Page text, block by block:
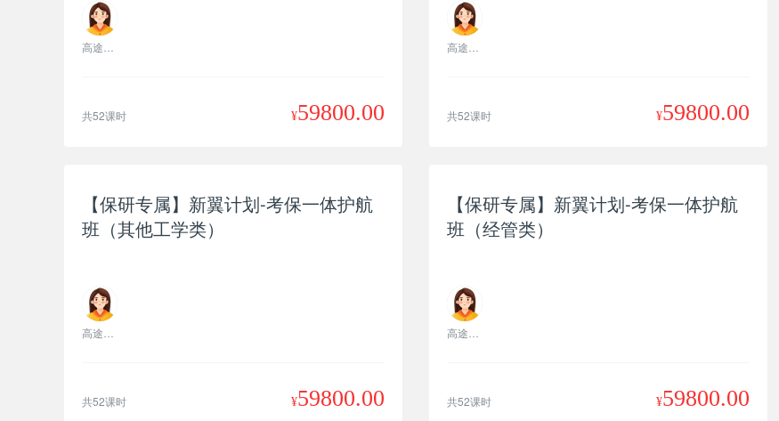
共52课时 ¥59800.00 共52课时 ¥59800.00
【保研专属】新翼计划-考保一体护航
班（其他工学类）
共52课时 ¥59800.00
【保研专属】新翼计划-考保一体护航
班（经管类）
共52课时 ¥59800.00